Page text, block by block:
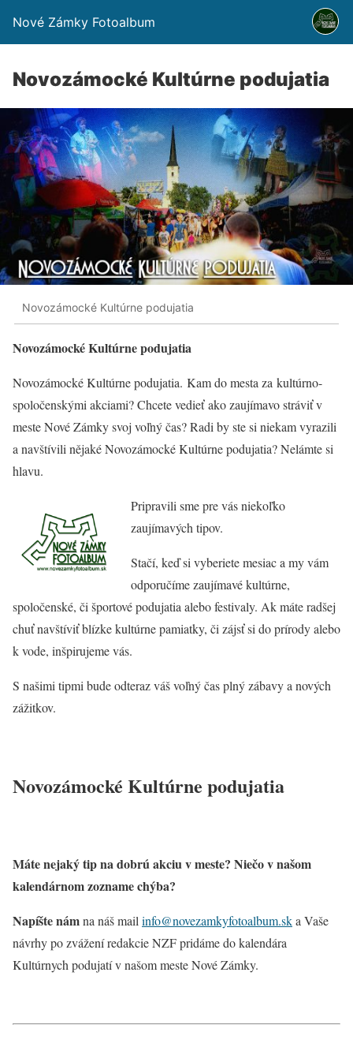
Nové Zámky Fotoalbum
Novozámocké Kultúrne podujatia
Novozámocké Kultúrne podujatia
Novozámocké Kultúrne podujatia
Novozámocké Kultúrne podujatia. Kam do mesta za kultúrno-
spoločenskými akciami? Chcete vedieť ako zaujímavo stráviť v
meste Nové Zámky svoj voľný čas? Radi by ste si niekam vyrazili
a navštívili nějaké Novozámocké Kultúrne podujatia? Nelámte si
hlavu.
Pripravili sme pre vás niekoľko
zaujímavých tipov.
Stačí, keď si vyberiete mesiac a my vám
odporučíme zaujímavé kultúrne,
spoločenské, či športové podujatia alebo festivaly. Ak máte radšej
chuť navštíviť blízke kultúrne pamiatky, či zájsť si do prírody alebo
k vode, inšpirujeme vás.
S našimi tipmi bude odteraz váš voľný čas plný zábavy a nových
zážitkov.
Novozámocké Kultúrne podujatia
Máte nejaký tip na dobrú akciu v meste? Niečo v našom
kalendárnom zozname chýba?
Napíšte námna náš mail info@novezamkyfotoalbum.ska Vaše
návrhy po zvážení redakcie NZF pridáme do kalendára
Kultúrnych podujatí v našom meste Nové Zámky.